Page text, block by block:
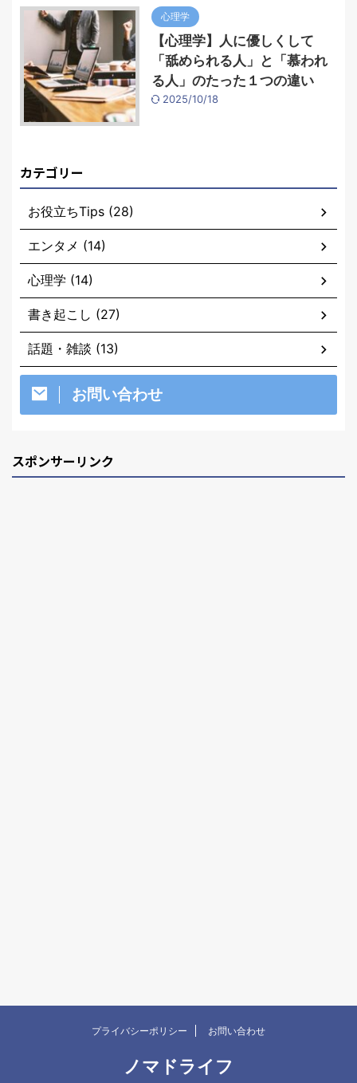
心理学
【心理学】人に優しくして
「舐められる人」と「慕われ
る人」のたった１つの違い
2025/10/18
カテゴリー
お役立ちTips (28)
エンタメ (14)
心理学 (14)
書き起こし (27)
話題・雑談 (13)
お問い合わせ
スポンサーリンク
プライバシーポリシー お問い合わせ
ノマドライフ